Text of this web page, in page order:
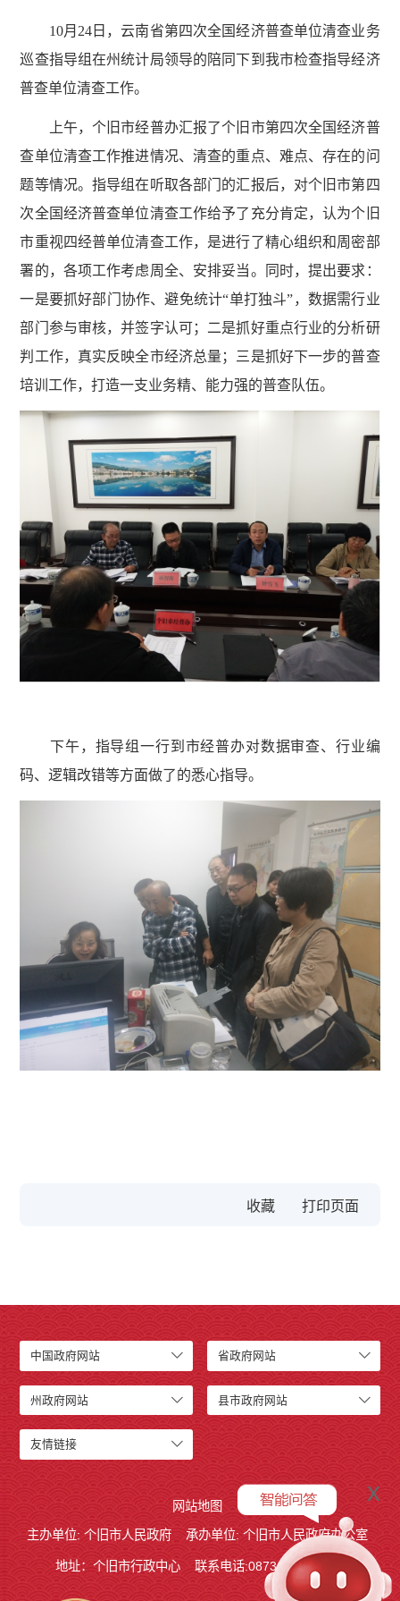
10月24日，云南省第四次全国经济普查单位清查业务
巡查指导组在州统计局领导的陪同下到我市检查指导经济
普查单位清查工作。
上午，个旧市经普办汇报了个旧市第四次全国经济普
查单位清查工作推进情况、清查的重点、难点、存在的问
题等情况。指导组在听取各部门的汇报后，对个旧市第四
次全国经济普查单位清查工作给予了充分肯定，认为个旧
市重视四经普单位清查工作，是进行了精心组织和周密部
署的，各项工作考虑周全、安排妥当。同时，提出要求：
一是要抓好部门协作、避免统计“单打独斗”，数据需行业
部门参与审核，并签字认可；二是抓好重点行业的分析研
判工作，真实反映全市经济总量；三是抓好下一步的普查
培训工作，打造一支业务精、能力强的普查队伍。
下午，指导组一行到市经普办对数据审查、行业编
码、逻辑改错等方面做了的悉心指导。
收藏
中国政府网站 省政府网站
州政府网站 县市政府网站
友情链接
网站地图
主办单位: 个旧市人民政府
承办单位: 个旧市人民政府办公室
地址：个旧市行政中心 联系电话:0873－2123215
x